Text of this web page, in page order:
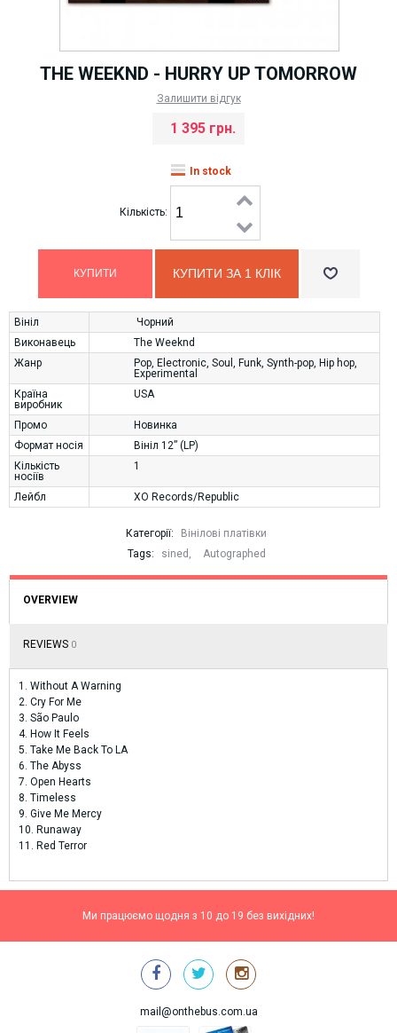
THE WEEKND - HURRY UP TOMORROW
Залишити відгук
1 395 грн.
In stock
Кількість:
КУПИТИ ЗА 1 КЛIК
Вініл
Чорний
Виконавець
The Weeknd
Жанр
Pop Electronic Soul Funk Synth-pop Hip hop
Experimental
Країна
виробник
USA
Промо
Новинка
Формат носія
Вініл 12” (LP)
Кількість
носіїв
1
Лейбл XO Records/Republic
Категорії:
Вінілові платівки
Tags:
sined Autographed
OVERVIEW
REVIEWS 0
1. Without A Warning
2. Cry For Me
3. São Paulo
4. How It Feels
5. Take Me Back To LA
6. The Abyss
7. Open Hearts
8. Timeless
9. Give Me Mercy
10. Runaway
11. Red Terror
Ми працюємо щодня з 10 до 19 без вихідних!
mail@onthebus.com.ua